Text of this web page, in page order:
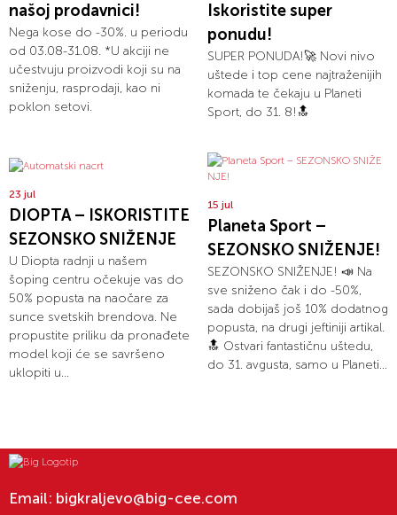
našoj prodavnici!
Nega kose do -30%. u periodu
od 03.08-31.08. *U akciji ne
učestvuju proizvodi koji su na
sniženju, rasprodaji, kao ni
poklon setovi.
Iskoristite super
ponudu!
SUPER PONUDA!🚀 Novi nivo
uštede i top cene najtraženijih
komada te čekaju u Planeti
Sport, do 31. 8!🔝
23 jul
DIOPTA – ISKORISTITE
SEZONSKO SNIŽENJE
U Diopta radnji u našem
šoping centru očekuje vas do
50% popusta na naočare za
sunce svetskih brendova. Ne
propustite priliku da pronađete
model koji će se savršeno
uklopiti u...
15 jul
Planeta Sport –
SEZONSKO SNIŽENJE!
SEZONSKO SNIŽENJE! 📣 Na
sve sniženo čak i do -50%,
sada dobijaš još 10% dodatnog
popusta, na drugi jeftiniji artikal.
🔝 Ostvari fantastičnu uštedu,
do 31. avgusta, samo u Planeti...
Email: bigkraljevo@big-cee.com